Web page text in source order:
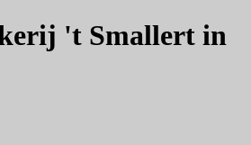
't Smallert in